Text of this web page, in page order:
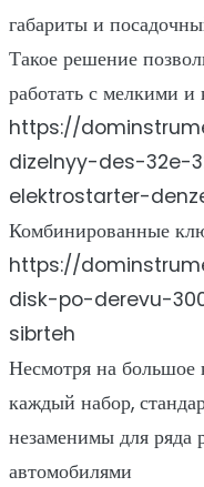
габариты и
Такое решение
работать с мелкими
https://
dizelnyy-des-32e-
elektrostarter-
Комбинированные
https://
disk-po-derevu-
sibrteh
Несмотря на большое
каждый набор,
незаменимы для ряда
автомобилями